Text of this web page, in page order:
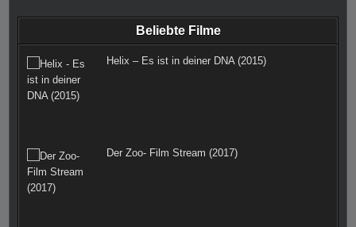
o
r
e
t
r
Beliebte Filme
Helix – Es ist in deiner DNA (2015)
Der Zoo- Film Stream (2017)